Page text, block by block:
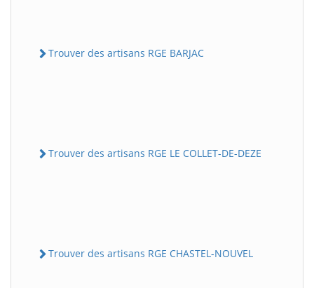
Trouver des artisans RGE BARJAC
Trouver des artisans RGE LE COLLET-DE-DEZE
Trouver des artisans RGE CHASTEL-NOUVEL